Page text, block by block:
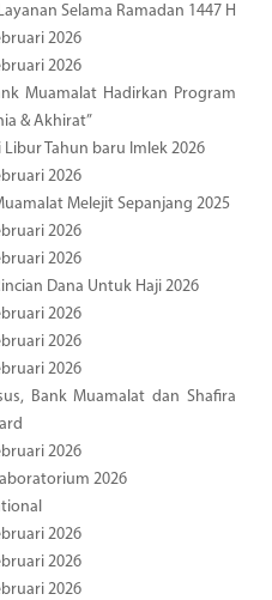
Selama Ramadan 1447 H
2026
2026
Muamalat Hadirkan Program
& Akhirat”
Tahun baru Imlek 2026
2026
Melejit Sepanjang 2025
2026
2026
Dana Untuk Haji 2026
2026
2026
2026
Bank Muamalat dan Shafira
2026
2026
2026
2026
2026